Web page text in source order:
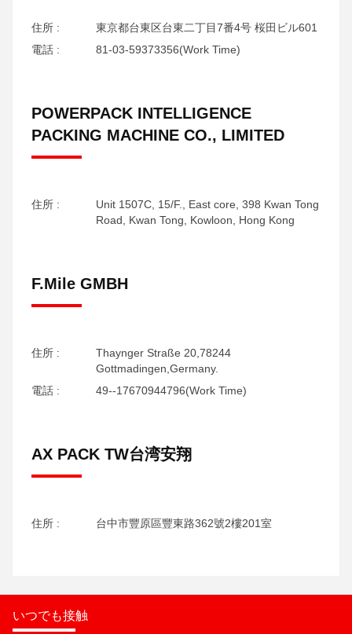
住所 :
東京都台東区台東二丁目7番4号 桜田ビル601
電話 :
81-03-59373356(Work Time)
POWERPACK INTELLIGENCE
PACKING MACHINE CO., LIMITED
住所 :
Unit 1507C, 15/F., East core, 398 Kwan Tong
Road, Kwan Tong, Kowloon, Hong Kong
F.Mile GMBH
住所 :
Thaynger Straße 20,78244
Gottmadingen,Germany.
電話 :
49--17670944796(Work Time)
AX PACK TW台湾安翔
住所 : 台中市豐原區豐東路362號2樓201室
いつでも接触